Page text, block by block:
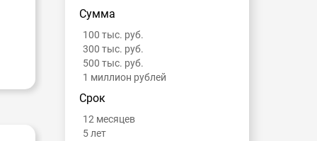
Сумма
100 тыс. руб.
300 тыс. руб.
500 тыс. руб.
1 миллион рублей
Срок
12 месяцев
5 лет